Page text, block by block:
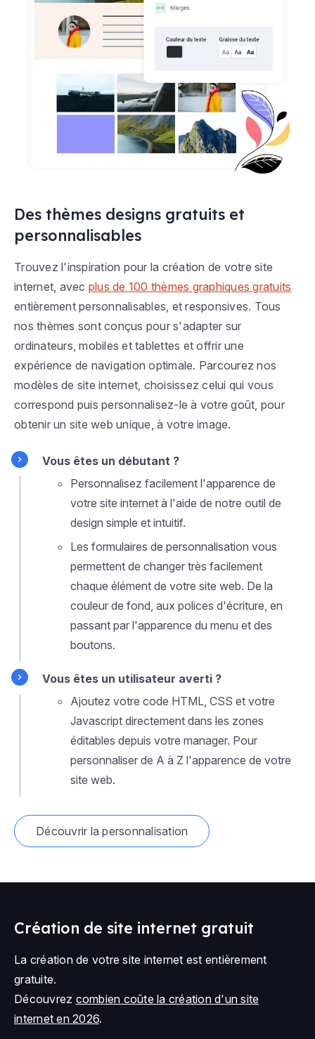
Des thèmes designs gratuits et
personnalisables
Trouvez l'inspiration pour la création de votre site
internet, avec plus de 100 thèmes graphiques gratuits
entièrement personnalisables, et responsives. Tous
nos thèmes sont conçus pour s'adapter sur
ordinateurs, mobiles et tablettes et offrir une
expérience de navigation optimale. Parcourez nos
modèles de site internet, choisissez celui qui vous
correspond puis personnalisez-le à votre goût, pour
obtenir un site web unique, à votre image.
Vous êtes un débutant ?
Personnalisez facilement l'apparence de
votre site internet à l'aide de notre outil de
design simple et intuitif.
Les formulaires de personnalisation vous
permettent de changer très facilement
chaque élément de votre site web. De la
couleur de fond, aux polices d'écriture, en
passant par l'apparence du menu et des
boutons.
Vous êtes un utilisateur averti ?
Ajoutez votre code HTML, CSS et votre
Javascript directement dans les zones
éditables depuis votre manager. Pour
personnaliser de A à Z l'apparence de votre
site web.
Découvrir la personnalisation
Création de site internet gratuit
La création de votre site internet est entièrement
gratuite.
Découvrez combien coûte la création d'un site
internet en 2026.